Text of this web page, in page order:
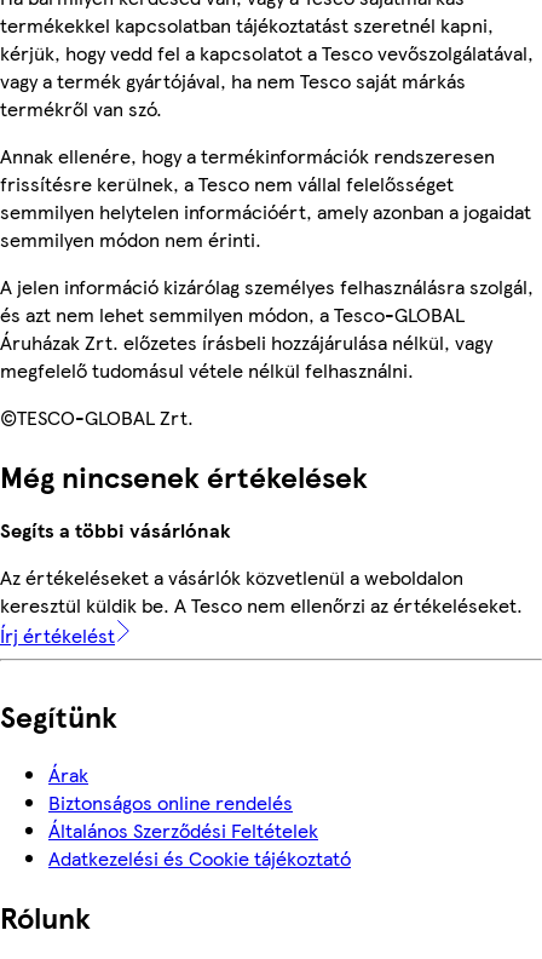
termékekkel kapcsolatban tájékoztatást szeretnél kapni,
kérjük, hogy vedd fel a kapcsolatot a Tesco vevőszolgálatával,
vagy a termék gyártójával, ha nem Tesco saját márkás
termékről van szó.
Annak ellenére, hogy a termékinformációk rendszeresen
frissítésre kerülnek, a Tesco nem vállal felelősséget
semmilyen helytelen információért, amely azonban a jogaidat
semmilyen módon nem érinti.
A jelen információ kizárólag személyes felhasználásra szolgál,
és azt nem lehet semmilyen módon, a Tesco-GLOBAL
Áruházak Zrt. előzetes írásbeli hozzájárulása nélkül, vagy
megfelelő tudomásul vétele nélkül felhasználni.
©TESCO-GLOBAL Zrt.
Még nincsenek értékelések
Segíts a többi vásárlónak
Az értékeléseket a vásárlók közvetlenül a weboldalon
keresztül küldik be. A Tesco nem ellenőrzi az értékeléseket.
Írj értékelést
Segítünk
Árak
Biztonságos online rendelés
Általános Szerződési Feltételek
Adatkezelési és Cookie tájékoztató
Rólunk